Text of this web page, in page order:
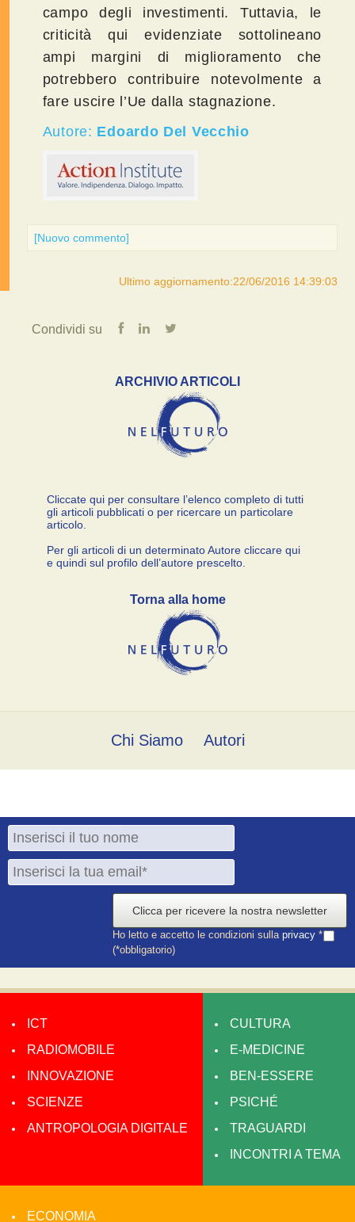
campo degli investimenti. Tuttavia, le
criticità qui evidenziate sottolineano
ampi margini di miglioramento che
potrebbero contribuire notevolmente a
fare uscire l’Ue dalla stagnazione.
Autore: Edoardo Del Vecchio
[Nuovo commento]
Ultimo aggiornamento:22/06/2016 14:39:03
Condividi su
ARCHIVIO ARTICOLI
Cliccate qui per consultare l’elenco completo di tutti
gli articoli pubblicati o per ricercare un particolare
articolo.
Per gli articoli di un determinato Autore cliccare qui
e quindi sul profilo dell’autore prescelto.
Torna alla home
Chi Siamo Autori
Clicca per ricevere la nostra newsletter
Ho letto e accetto le condizioni sulla privacy *
(*obbligatorio)
ICT
RADIOMOBILE
INNOVAZIONE
SCIENZE
ANTROPOLOGIA DIGITALE
CULTURA
E-MEDICINE
BEN-ESSERE
PSICHÉ
TRAGUARDI
INCONTRI A TEMA
ECONOMIA